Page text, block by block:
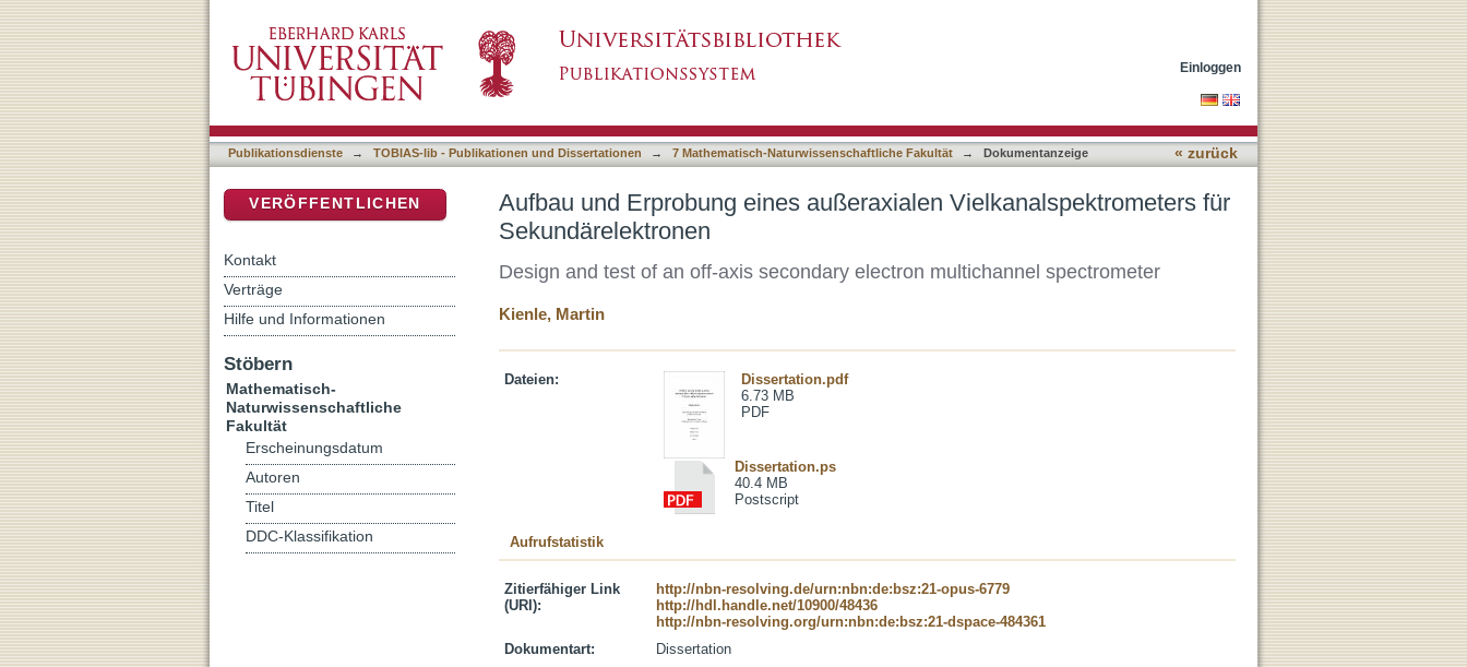
Einloggen
Publikationsdienste → TOBIAS-lib - Publikationen und Dissertationen → 7 Mathematisch-Naturwissenschaftliche Fakultät → Dokumentanzeige « zurück
Aufbau und Erprobung eines außeraxialen Vielkanalspektrometers für
Sekundärelektronen
Design and test of an off-axis secondary electron multichannel spectrometer
Kienle, Martin
Dateien:
Dissertation.pdf
6.73 MB
PDF
Dissertation.ps
40.4 MB
Postscript
Aufrufstatistik
Zitierfähiger Link
(URI):
http://nbn-resolving.de/urn:nbn:de:bsz:21-opus-6779
http://hdl.handle.net/10900/48436
http://nbn-resolving.org/urn:nbn:de:bsz:21-dspace-484361
Dokumentart:
Dissertation
VERÖFFENTLICHEN
Kontakt
Verträge
Hilfe und Informationen
Stöbern
Mathematisch-
Naturwissenschaftliche
Fakultät
Erscheinungsdatum
Autoren
Titel
DDC-Klassifikation